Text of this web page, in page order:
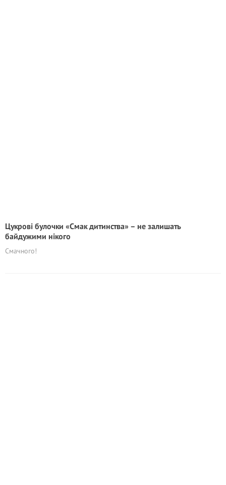
Цукрові булочки «Смак дитинства» – не залишать
байдужими нікого
Смачного!